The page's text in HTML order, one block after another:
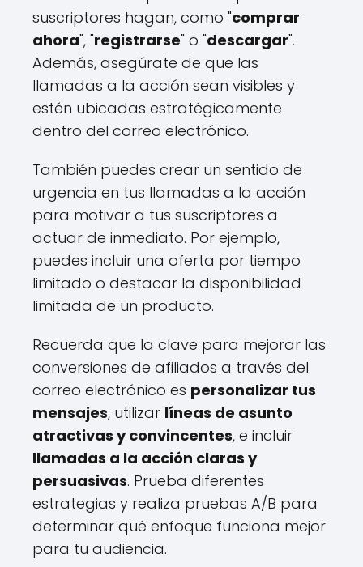
suscriptores hagan, como "comprar
ahora", "registrarse" o "descargar".
Además, asegúrate de que las
llamadas a la acción sean visibles y
estén ubicadas estratégicamente
dentro del correo electrónico.
También puedes crear un sentido de
urgencia en tus llamadas a la acción
para motivar a tus suscriptores a
actuar de inmediato. Por ejemplo,
puedes incluir una oferta por tiempo
limitado o destacar la disponibilidad
limitada de un producto.
Recuerda que la clave para mejorar las
conversiones de afiliados a través del
correo electrónico es personalizar tus
mensajes, utilizar líneas de asunto
atractivas y convincentes, e incluir
llamadas a la acción claras y
persuasivas. Prueba diferentes
estrategias y realiza pruebas A/B para
determinar qué enfoque funciona mejor
para tu audiencia.